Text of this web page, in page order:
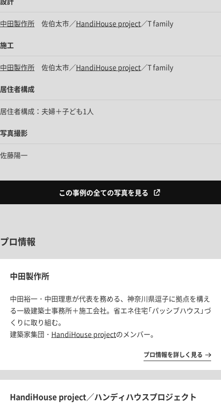
中田製作所 佐伯太市／HandiHouse project／T family
施工
中田製作所 佐伯太市／HandiHouse project／T family
居住者構成
居住者構成：夫婦＋子ども1人
写真撮影
佐藤陽一
この事例の全ての写真を見る
プロ情報
中田製作所
中田裕一・中田理恵が代表を務める、神奈川県逗子に拠点を構え
る一級建築士事務所＋施工会社。省エネ住宅「パッシブハウス」づ
くりに取り組む。
建築家集団・ HandiHouse projectのメンバー。
プロ情報を詳しく見る
HandiHouse project／ハンディハウスプロジェクト